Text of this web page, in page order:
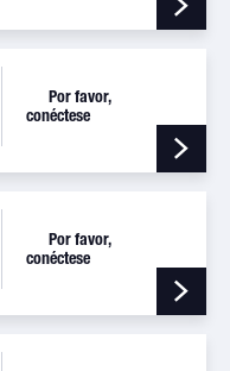
Por favor,
conéctese
Por favor,
conéctese